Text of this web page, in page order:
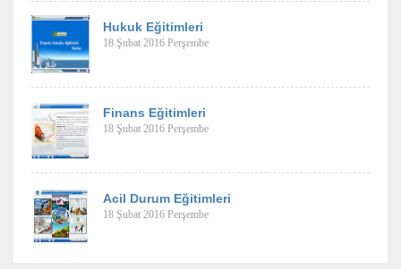
Hukuk Eğitimleri
18 Şubat 2016 Perşembe
Finans Eğitimleri
18 Şubat 2016 Perşembe
Acil Durum Eğitimleri
18 Şubat 2016 Perşembe